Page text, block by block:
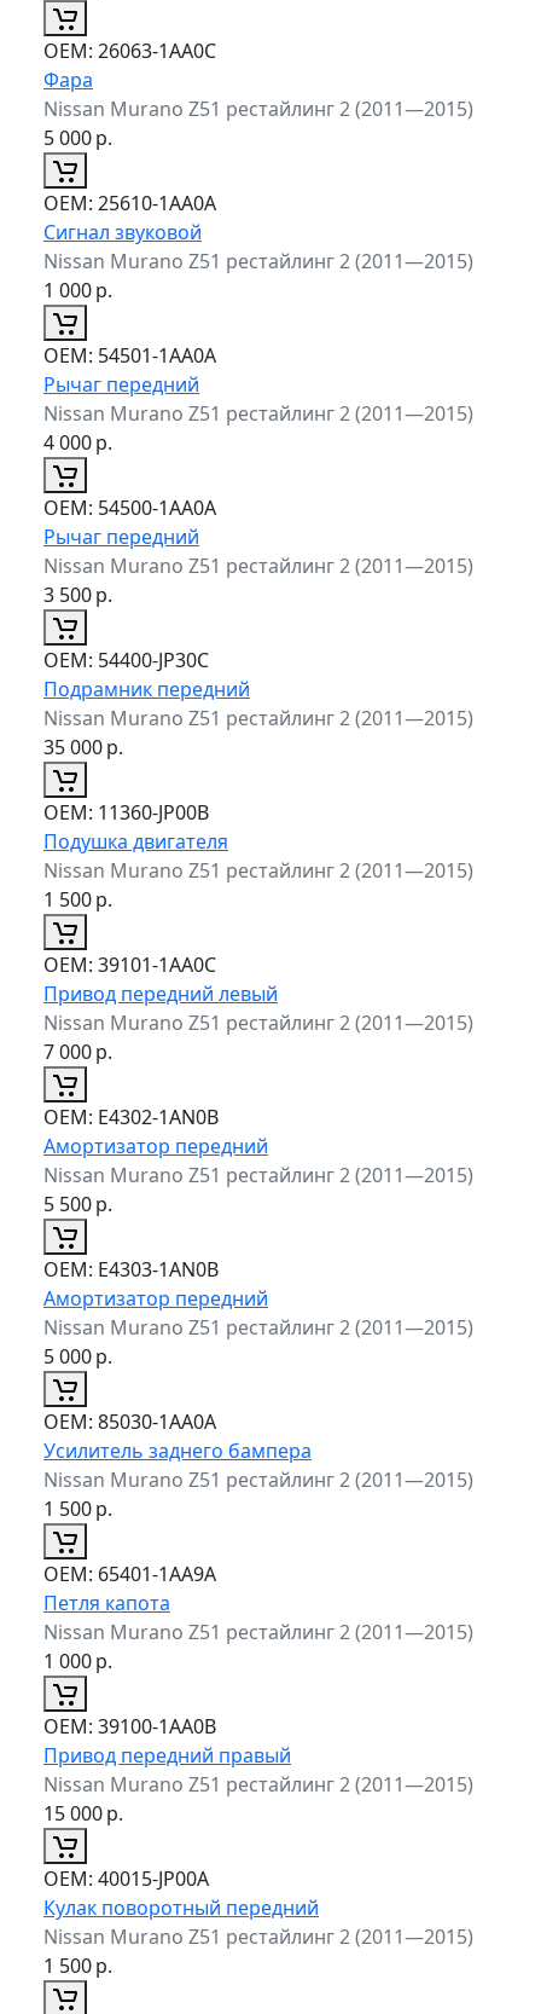
ОЕМ: 26063-1AA0C
Фара
Nissan Murano Z51 рестайлинг 2 (2011—2015)
5 000р.
ОЕМ: 25610-1AA0A
Сигнал звуковой
Nissan Murano Z51 рестайлинг 2 (2011—2015)
1 000р.
ОЕМ: 54501-1AA0A
Рычаг передний
Nissan Murano Z51 рестайлинг 2 (2011—2015)
4 000р.
ОЕМ: 54500-1AA0A
Рычаг передний
Nissan Murano Z51 рестайлинг 2 (2011—2015)
3 500р.
ОЕМ: 54400-JP30C
Подрамник передний
Nissan Murano Z51 рестайлинг 2 (2011—2015)
35 000р.
ОЕМ: 11360-JP00B
Подушка двигателя
Nissan Murano Z51 рестайлинг 2 (2011—2015)
1 500р.
ОЕМ: 39101-1AA0C
Привод передний левый
Nissan Murano Z51 рестайлинг 2 (2011—2015)
7 000р.
ОЕМ: E4302-1AN0B
Амортизатор передний
Nissan Murano Z51 рестайлинг 2 (2011—2015)
5 500р.
ОЕМ: E4303-1AN0B
Амортизатор передний
Nissan Murano Z51 рестайлинг 2 (2011—2015)
5 000р.
ОЕМ: 85030-1AA0A
Усилитель заднего бампера
Nissan Murano Z51 рестайлинг 2 (2011—2015)
1 500р.
ОЕМ: 65401-1AA9A
Петля капота
Nissan Murano Z51 рестайлинг 2 (2011—2015)
1 000р.
ОЕМ: 39100-1AA0B
Привод передний правый
Nissan Murano Z51 рестайлинг 2 (2011—2015)
15 000р.
ОЕМ: 40015-JP00A
Кулак поворотный передний
Nissan Murano Z51 рестайлинг 2 (2011—2015)
1 500р.